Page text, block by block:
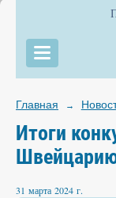
Главная →
Итоги
31 марта 2024 г.